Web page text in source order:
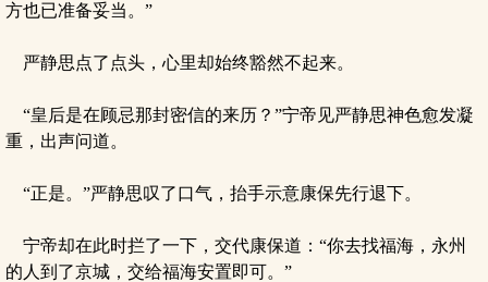
方也已准备妥当。”
严静思点了点头，心里却始终豁然不起来。
“皇后是在顾忌那封密信的来历？”宁帝见严静思神色愈发凝
重，出声问道。
“正是。”严静思叹了口气，抬手示意康保先行退下。
宁帝却在此时拦了一下，交代康保道：“你去找福海，永州
的人到了京城，交给福海安置即可。”